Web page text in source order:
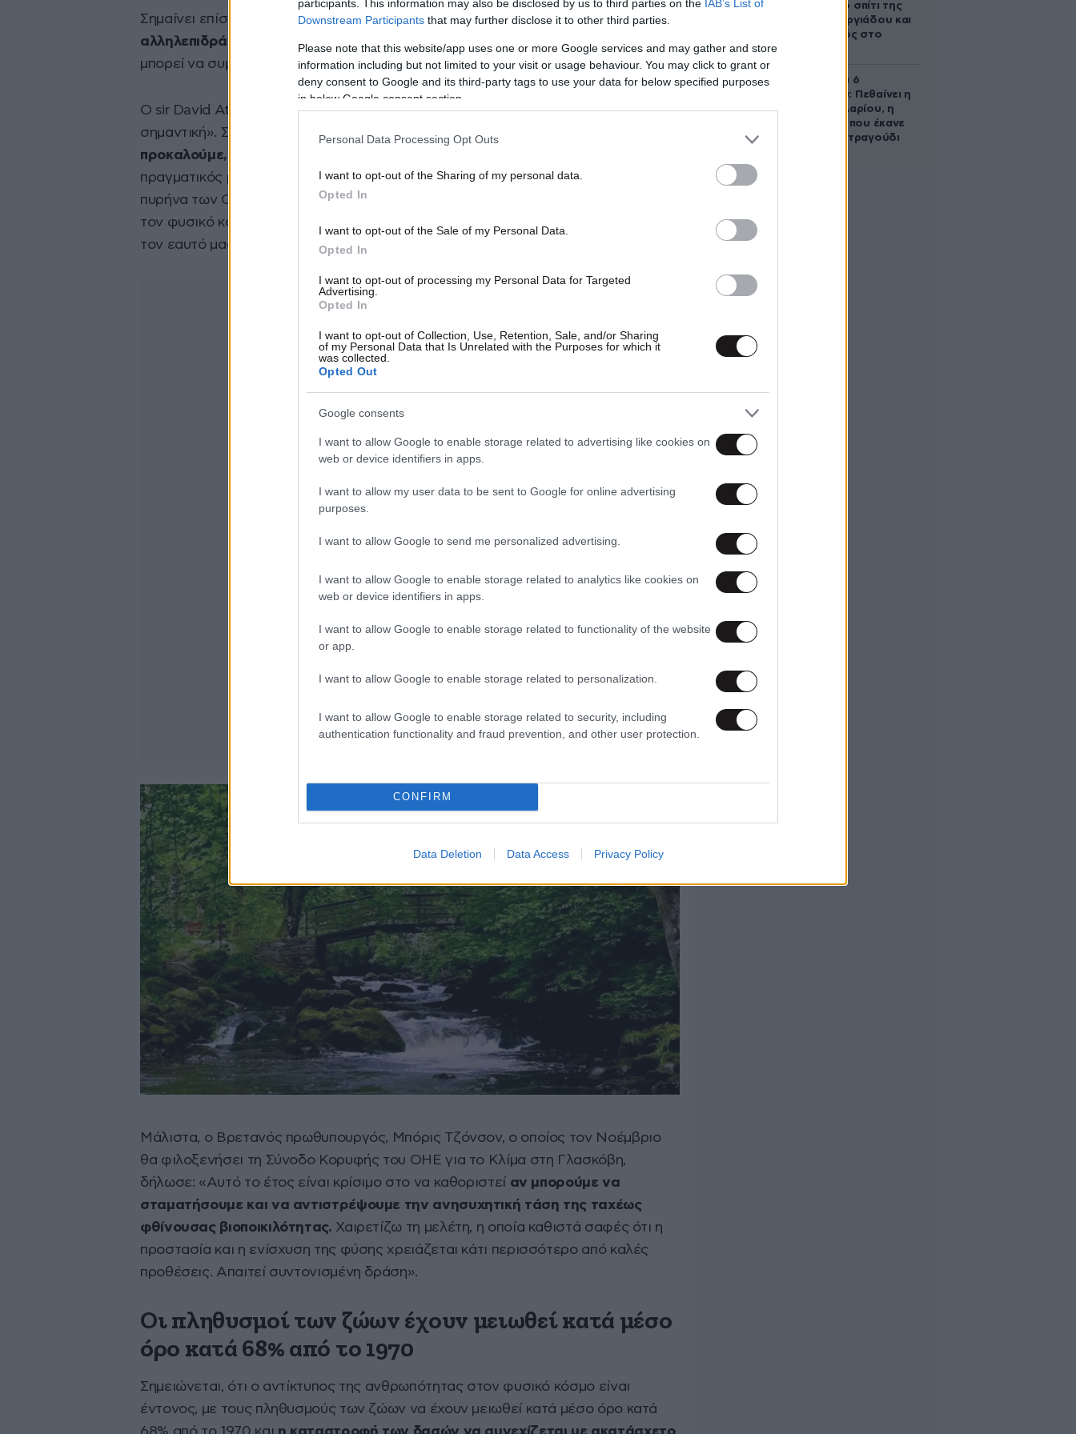
participants. This information may also be disclosed by us to third parties on the IAB’s List of
Downstream Participants that may further disclose it to other third parties.
Please note that this website/app uses one or more Google services and may gather and store
information including but not limited to your visit or usage behaviour. You may click to grant or
deny consent to Google and its third-party tags to use your data for below specified purposes
in below Google consent section.
Personal Data Processing Opt Outs
I want to opt-out of the Sharing of my personal data.
Opted In
I want to opt-out of the Sale of my Personal Data.
Opted In
I want to opt-out of processing my Personal Data for Targeted
Advertising.
Opted In
I want to opt-out of Collection, Use, Retention, Sale, and/or Sharing
of my Personal Data that Is Unrelated with the Purposes for which it
was collected.
Opted Out
Google consents
I want to allow Google to enable storage related to advertising like cookies on
web or device identifiers in apps.
I want to allow my user data to be sent to Google for online advertising
purposes.
I want to allow Google to send me personalized advertising.
I want to allow Google to enable storage related to analytics like cookies on
web or device identifiers in apps.
I want to allow Google to enable storage related to functionality of the website
or app.
I want to allow Google to enable storage related to personalization.
I want to allow Google to enable storage related to security, including
authentication functionality and fraud prevention, and other user protection.
CONFIRM
Data Deletion Data Access Privacy Policy
Σημαίνει επίσης,
να υπολογίζουμε πλήρως τον αντίκτυπο των
αλληλεπιδράσεών μας με τη φύση. Η πανδημία Covid-19 μάς έχει αποδείξει τι
μπορεί να συμβεί όταν δεν το πράττουμε».
Ο sir David Attenborough χαρακτήρισε την εν λόγω μελέτη ως «εξαιρετικά
σημαντική». Στον πρόλογο αναφέρει: «Εάν συνεχίσουμε αυτήν τη ζημιά που
προκαλούμε, ολόκληρα οικοσυστήματα θα καταρρεύσουν.
πραγματικός μας κίνδυνος. Η μελέτη επιτέλους θέτει τη βιοποικιλότητα στον
πυρήνα των Οικονομικών. Δείχνει πώς μπορούμε να βοηθήσουμε στο να σώσουμε
τον φυσικό κόσμο ακόμα και την τελευταία στιγμή, και κάνοντάς το, να σώσουμε
τον εαυτό μας».
Μάλιστα, ο Βρετανός πρωθυπουργός, Μπόρις Τζόνσον, ο οποίος τον Νοέμβριο
θα φιλοξενήσει τη Σύνοδο Κορυφής του ΟΗΕ για το Κλίμα στη Γλασκόβη,
δήλωσε: «Αυτό το έτος είναι κρίσιμο στο να καθοριστεί αν μπορούμε να
σταματήσουμε και να αντιστρέψουμε την ανησυχητική τάση της ταχέως
φθίνουσας βιοποικιλότητας. Χαιρετίζω τη μελέτη, η οποία καθιστά σαφές ότι η
προστασία και η ενίσχυση της φύσης χρειάζεται κάτι περισσότερο από καλές
προθέσεις. Απαιτεί συντονισμένη δράση».
Οι πληθυσμοί των ζώων έχουν μειωθεί κατά μέσο
όρο κατά 68% από το 1970
Σημειώνεται, ότι ο αντίκτυπος της ανθρωπότητας στον φυσικό κόσμο είναι
έντονος, με τους πληθυσμούς των ζώων να έχουν μειωθεί κατά μέσο όρο κατά
έμβρυο στο σπίτι της
Μαρίας Γεωργιάδου και
ο εγκλεισμός στο
Σαν σήμερα 6
Αυγούστου: Πεθαίνει η
Ρίτα Σακελλαρίου, η
λαϊκή ντίβα που έκανε
τη ζωή της τραγούδι